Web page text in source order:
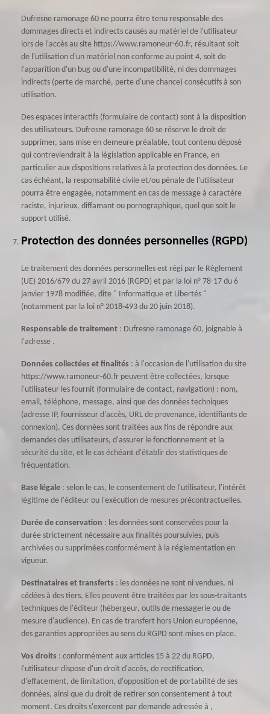
Dufresne ramonage 60 ne pourra être tenu responsable des
dommages directs et indirects causés au matériel de l'utilisateur
lors de l'accès au site https://www.ramoneur-60.fr, résultant soit
de l'utilisation d'un matériel non conforme au point 4, soit de
l'apparition d'un bug ou d'une incompatibilité, ni des dommages
indirects (perte de marché, perte d'une chance) consécutifs à son
utilisation.
Des espaces interactifs (formulaire de contact) sont à la disposition
des utilisateurs. Dufresne ramonage 60 se réserve le droit de
supprimer, sans mise en demeure préalable, tout contenu déposé
qui contreviendrait à la législation applicable en France, en
particulier aux dispositions relatives à la protection des données. Le
cas échéant, la responsabilité civile et/ou pénale de l'utilisateur
pourra être engagée, notamment en cas de message à caractère
raciste, injurieux, diffamant ou pornographique, quel que soit le
support utilisé.
Protection des données personnelles (RGPD)
Le traitement des données personnelles est régi par le Règlement
(UE) 2016/679 du 27 avril 2016 (RGPD) et par la loi n° 78-17 du 6
janvier 1978 modifiée, dite " Informatique et Libertés "
(notamment par la loi n° 2018-493 du 20 juin 2018).
Responsable de traitement : Dufresne ramonage 60, joignable à
l'adresse .
Données collectées et finalités : à l'occasion de l'utilisation du site
https://www.ramoneur-60.fr peuvent être collectées, lorsque
l'utilisateur les fournit (formulaire de contact, navigation) : nom,
email, téléphone, message, ainsi que des données techniques
(adresse IP, fournisseur d'accès, URL de provenance, identifiants de
connexion). Ces données sont traitées aux fins de répondre aux
demandes des utilisateurs, d'assurer le fonctionnement et la
sécurité du site, et le cas échéant d'établir des statistiques de
fréquentation.
Base légale : selon le cas, le consentement de l'utilisateur, l'intérêt
légitime de l'éditeur ou l'exécution de mesures précontractuelles.
Durée de conservation : les données sont conservées pour la
durée strictement nécessaire aux finalités poursuivies, puis
archivées ou supprimées conformément à la réglementation en
vigueur.
Destinataires et transferts : les données ne sont ni vendues, ni
cédées à des tiers. Elles peuvent être traitées par les sous-traitants
techniques de l'éditeur (hébergeur, outils de messagerie ou de
mesure d'audience). En cas de transfert hors Union européenne,
des garanties appropriées au sens du RGPD sont mises en place.
Vos droits : conformément aux articles 15 à 22 du RGPD,
l'utilisateur dispose d'un droit d'accès, de rectification,
d'effacement, de limitation, d'opposition et de portabilité de ses
données, ainsi que du droit de retirer son consentement à tout
moment. Ces droits s'exercent par demande adressée à ,